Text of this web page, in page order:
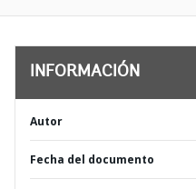
INFORMACIÓN
Autor
Fecha del documento